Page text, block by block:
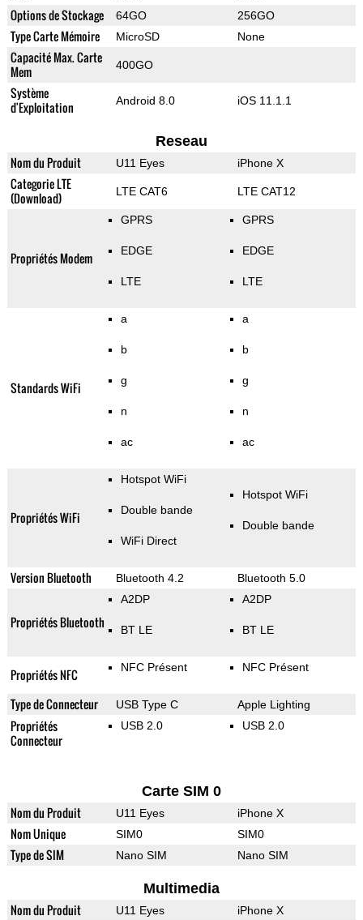
Options de Stockage 64GO 256GO
Type Carte Mémoire MicroSD None
Capacité Max. Carte
Mem
400GO
Système
d'Exploitation
Android 8.0 iOS 11.1.1
Reseau
Nom du Produit U11 Eyes iPhone X
Categorie LTE
(Download)
LTE CAT6 LTE CAT12
Propriétés Modem
GPRS
EDGE
LTE
GPRS
EDGE
LTE
Standards WiFi
a
b
g
n
ac
a
b
g
n
ac
Propriétés WiFi
Hotspot WiFi
Double bande
WiFi Direct
Hotspot WiFi
Double bande
Version Bluetooth Bluetooth 4.2 Bluetooth 5.0
Propriétés Bluetooth
A2DP
BT LE
A2DP
BT LE
Propriétés NFC NFC Présent NFC Présent
Type de Connecteur USB Type C Apple Lighting
Propriétés
Connecteur
USB 2.0 USB 2.0
Carte SIM 0
Nom du Produit U11 Eyes iPhone X
Nom Unique SIM0 SIM0
Type de SIM Nano SIM Nano SIM
Multimedia
Nom du Produit U11 Eyes iPhone X